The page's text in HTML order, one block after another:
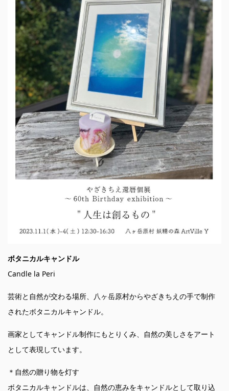
ボタニカルキャンドル
Candle la Peri
芸術と自然が交わる場所、八ヶ岳原村からやざきちえの手で制作
されたボタニカルキャンドル。
画家としてキャンドル制作にもとりくみ、自然の美しさをアート
として表現しています。
＊自然の贈り物を灯す
ボタニカルキャンドルは、自然の恵みをキャンドルとして取り込